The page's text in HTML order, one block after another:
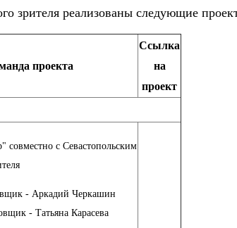
зрителя реализованы следующие
проекта
Ссылка
на
проект
с Севастопольским
- Аркадий Черкашин
- Татьяна Карасева